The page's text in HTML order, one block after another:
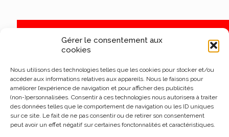
Gérer le consentement aux
cookies
Nous utilisons des technologies telles que les cookies pour stocker et/ou
accéder aux informations relatives aux appareils. Nous le faisons pour
améliorer l’expérience de navigation et pour afficher des publicités
(non-)personnalisées. Consentir à ces technologies nous autorisera à traiter
des données telles que le comportement de navigation ou les ID uniques
sur ce site. Le fait de ne pas consentir ou de retirer son consentement
peut avoir un effet négatif sur certaines fonctonnalités et caractéristiques.